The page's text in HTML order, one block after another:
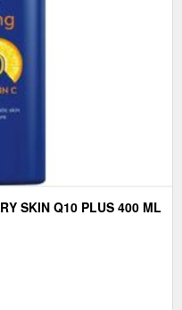
SKIN Q10 PLUS 400 ML